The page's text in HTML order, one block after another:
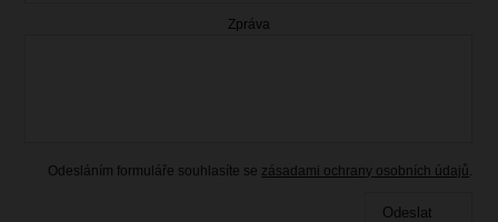
Zpráva
Odesláním formuláře souhlasíte se zásadami ochrany osobních údajů
Odeslat